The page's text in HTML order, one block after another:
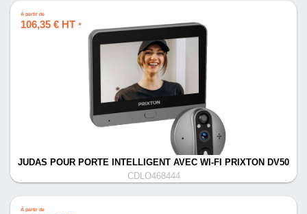
À partir de
106,35 € HT *
JUDAS POUR PORTE INTELLIGENT AVEC WI-FI PRIXTON DV50
CDLO468444
À partir de